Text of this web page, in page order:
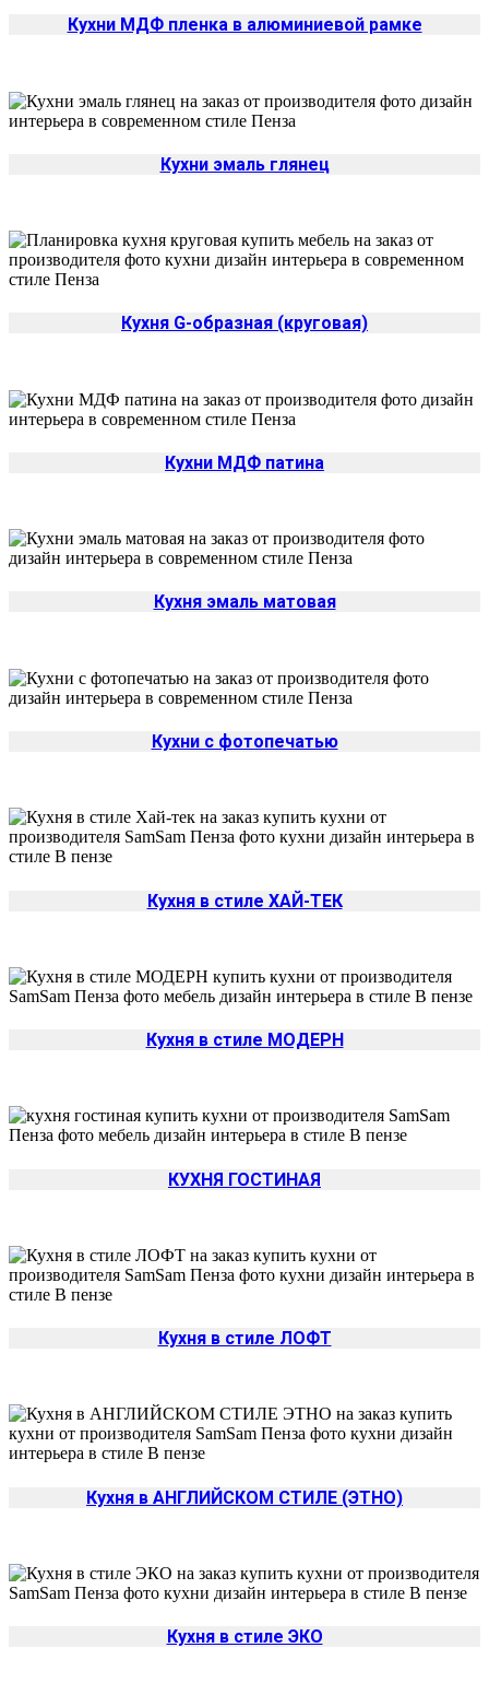
Кухни МДФ пленка в алюминиевой рамке
Кухни эмаль глянец
Кухня G-образная (круговая)
Кухни МДФ патина
Кухня эмаль матовая
Кухни с фотопечатью
Кухня в стиле ХАЙ-ТЕК
Кухня в стиле МОДЕРН
КУХНЯ ГОСТИНАЯ
Кухня в стиле ЛОФТ
Кухня в АНГЛИЙСКОМ СТИЛЕ (ЭТНО)
Кухня в стиле ЭКО